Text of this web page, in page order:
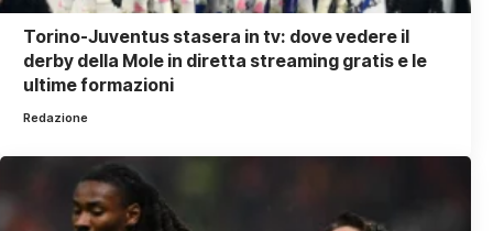
Torino-Juventus stasera in tv: dove vedere il
derby della Mole in diretta streaming gratis e le
ultime formazioni
Redazione